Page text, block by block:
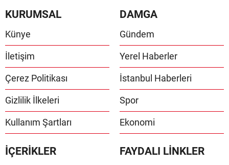
KURUMSAL
Künye
İletişim
Çerez Politikası
Gizlilik İlkeleri
Kullanım Şartları
DAMGA
Gündem
Yerel Haberler
İstanbul Haberleri
Spor
Ekonomi
İÇERİKLER FAYDALI LİNKLER